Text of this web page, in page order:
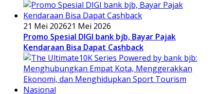
21 Mei 202621 Mei 2026
Promo Spesial DIGI bank bjb, Bayar Pajak
Kendaraan Bisa Dapat Cashback